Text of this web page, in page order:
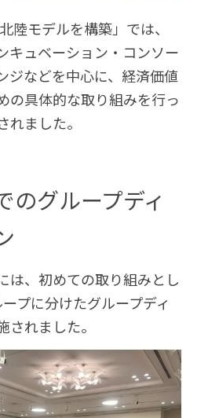
キュベーション・コンソー
ジなどを中心に、経済価値
の具体的な取り組みを行っ
れました。
のグループディ
は、初めての取り組みとし
プに分けたグループディ
されました。